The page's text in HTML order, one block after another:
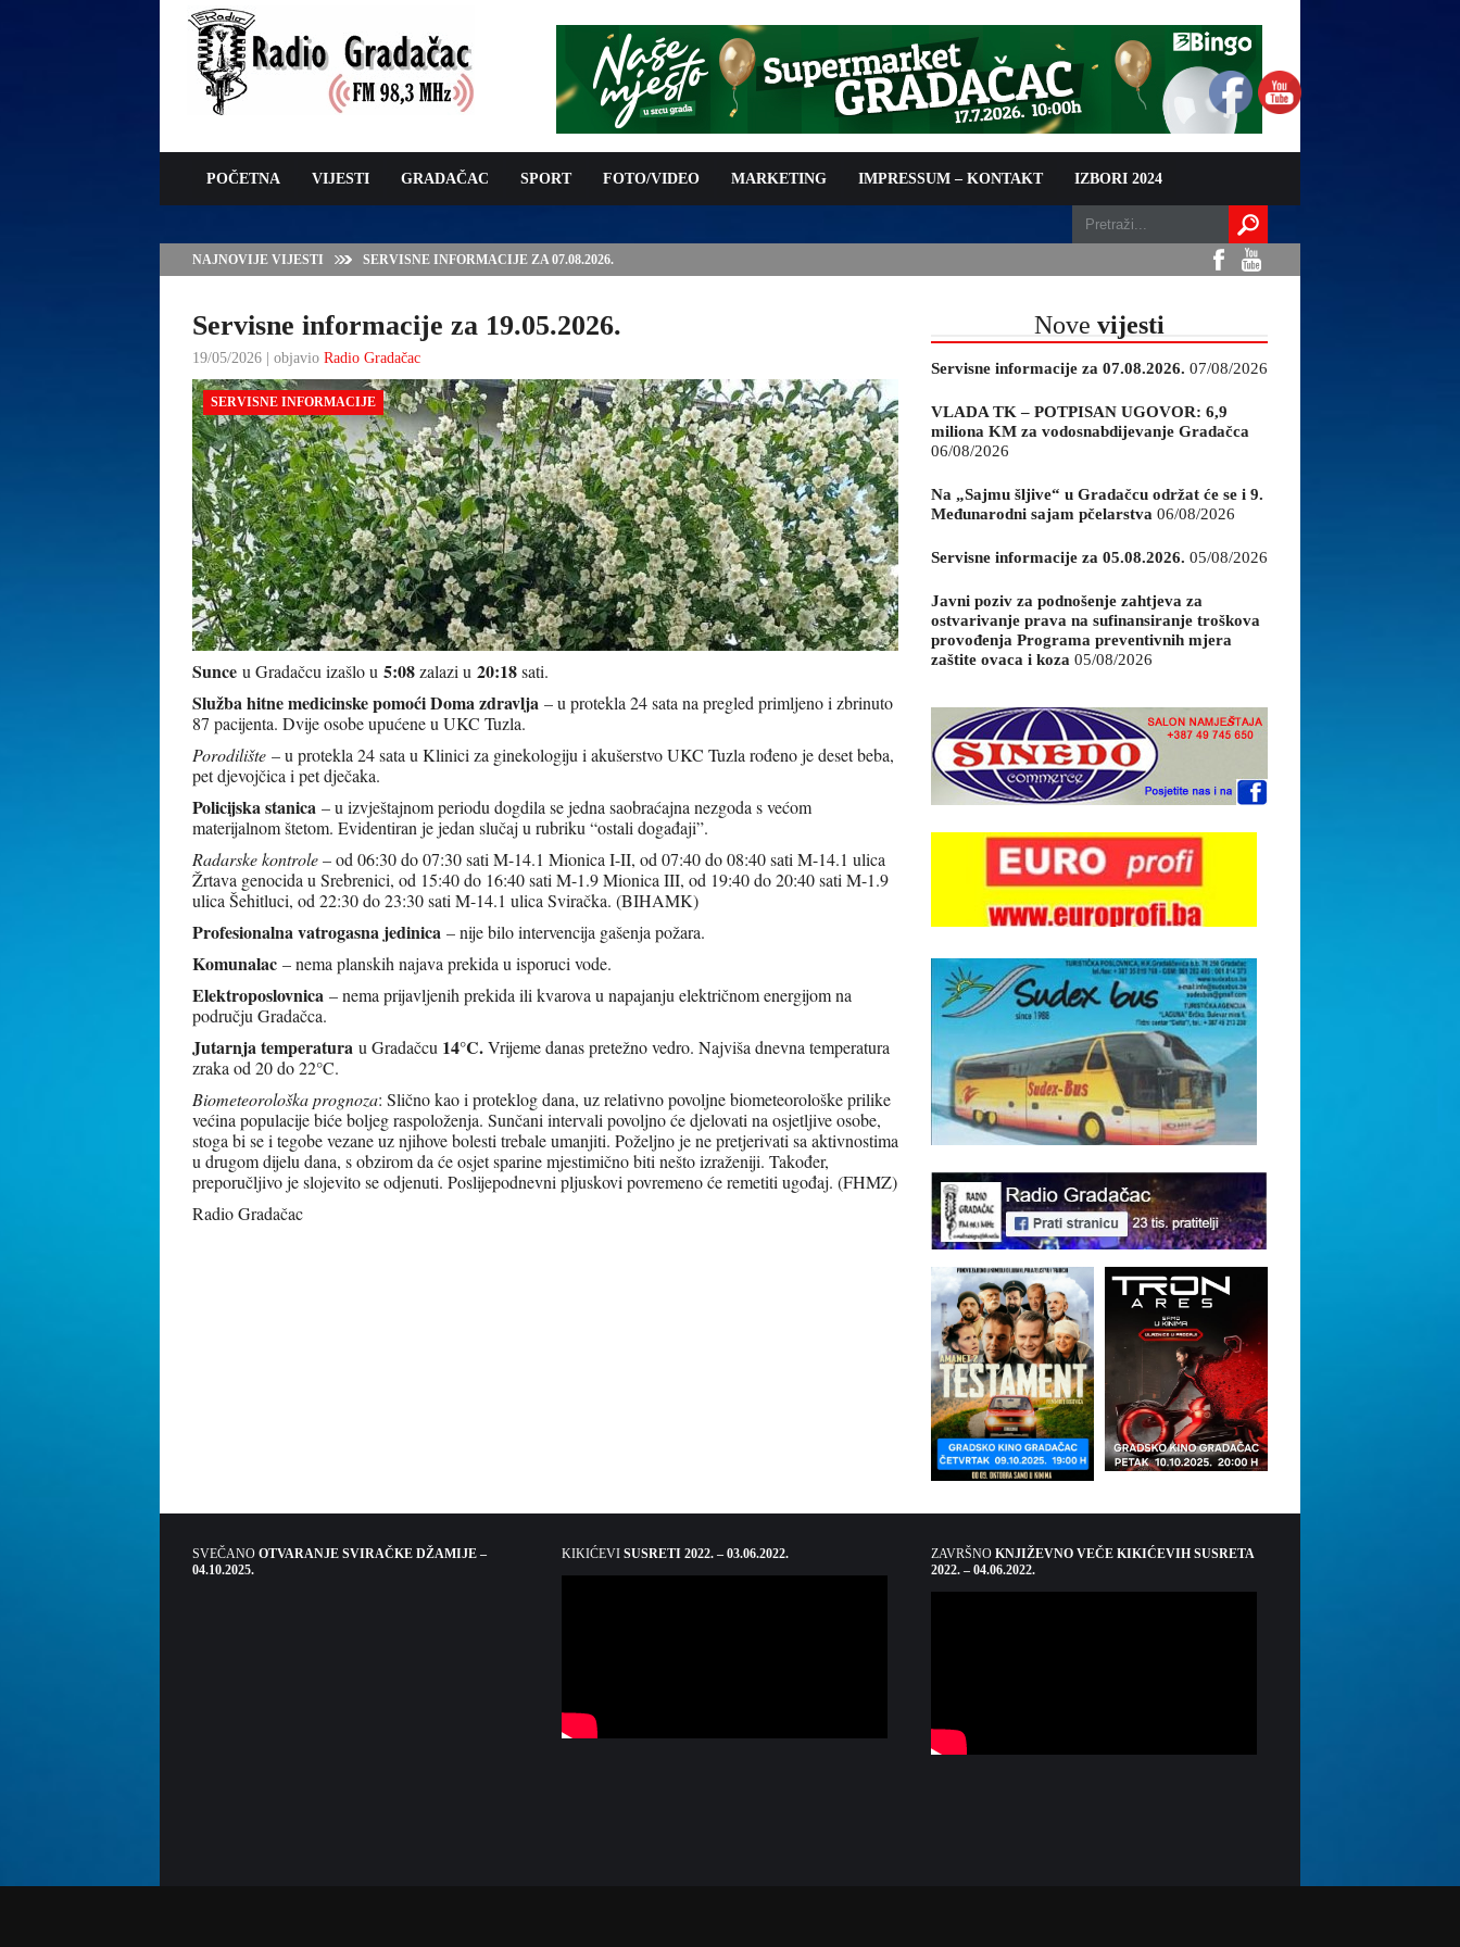
POČETNA VIJESTI GRADAČAC SPORT FOTO/VIDEO MARKETING IMPRESSUM – KONTAKT IZBORI 2024
NAJNOVIJE VIJESTI SERVISNE INFORMACIJE ZA 07.08.2026.
Servisne informacije za 19.05.2026.
19/05/2026 | objavio Radio Gradačac
SERVISNE INFORMACIJE
Sunce u Gradačcu izašlo u 5:08zalazi u 20:18sati.
Služba hitne medicinske pomoći Doma zdravlja – u protekla 24 sata na pregled primljeno i zbrinuto
87 pacijenta. Dvije osobe upućene u UKC Tuzla.
Porodilište – u protekla 24 sata u Klinici za ginekologiju i akušerstvo UKC Tuzla rođeno je deset beba,
pet djevojčica i pet dječaka.
Policijska stanica – u izvještajnom periodu dogdila se jedna saobraćajna nezgoda s većom
materijalnom štetom. Evidentiran je jedan slučaj u rubriku “ostali događaji”.
Radarske kontrole– od 06:30 do 07:30 sati M-14.1 Mionica I-II, od 07:40 do 08:40 sati M-14.1 ulica
Žrtava genocida u Srebrenici, od 15:40 do 16:40 sati M-1.9 Mionica III, od 19:40 do 20:40 sati M-1.9
ulica Šehitluci, od 22:30 do 23:30 sati M-14.1 ulica Sviračka. (BIHAMK)
Profesionalna vatrogasna jedinica – nije bilo intervencija gašenja požara.
Komunalac – nema planskih najava prekida u isporuci vode.
Elektroposlovnica – nema prijavljenih prekida ili kvarova u napajanju električnom energijom na
području Gradačca.
Jutarnja temperatura u Gradačcu 14°C.Vrijeme danas pretežno vedro. Najviša dnevna temperatura
zraka od 20 do 22°C.
Biometeorološka prognoza: Slično kao i proteklog dana, uz relativno povoljne biometeorološke prilike
većina populacije biće boljeg raspoloženja. Sunčani intervali povoljno će djelovati na osjetljive osobe,
stoga bi se i tegobe vezane uz njihove bolesti trebale umanjiti. Poželjno je ne pretjerivati sa aktivnostima
u drugom dijelu dana, s obzirom da će osjet sparine mjestimično biti nešto izraženiji. Također,
preporučljivo je slojevito se odjenuti. Poslijepodnevni pljuskovi povremeno će remetiti ugođaj. (FHMZ)
Radio Gradačac
Nove vijesti
Servisne informacije za 07.08.2026. 07/08/2026
VLADA TK – POTPISAN UGOVOR: 6,9
miliona KM za vodosnabdijevanje Gradačca
06/08/2026
Na „Sajmu šljive“ u Gradačcu održat će se i 9.
Međunarodni sajam pčelarstva 06/08/2026
Servisne informacije za 05.08.2026. 05/08/2026
Javni poziv za podnošenje zahtjeva za
ostvarivanje prava na sufinansiranje troškova
provođenja Programa preventivnih mjera
zaštite ovaca i koza 05/08/2026
SVEČANO OTVARANJE SVIRAČKE DŽAMIJE –
04.10.2025.
KIKIĆEVI SUSRETI 2022. – 03.06.2022. ZAVRŠNO KNJIŽEVNO VEČE KIKIĆEVIH SUSRETA
2022. – 04.06.2022.